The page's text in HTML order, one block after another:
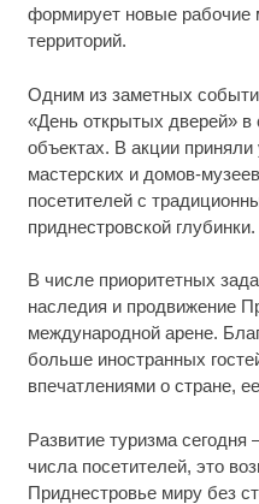
формирует новые рабочие
территорий.
Одним из заметных
«День открытых дверей» в
объектах. В акции
мастерских и домов-
посетителей с
приднестровской глубинки.
В числе приоритетных
наследия и продвижение
международной арене.
больше иностранных
впечатлениями о стране,
Развитие туризма сегодня
числа посетителей, это
Приднестровье миру без